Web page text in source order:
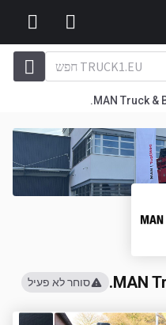
MAN Truck &
MAN סוחר לא פעיל